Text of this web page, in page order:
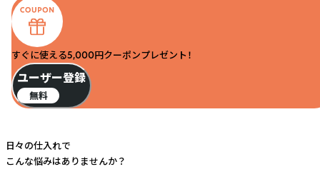
すぐに使える5,000円クーポンプレゼント！
ユーザー登録
無料
日々の仕入れで
こんな悩みはありませんか？